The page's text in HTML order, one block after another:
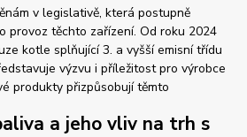
v legislativě, která postupně
provoz těchto zařízení. Od roku 2024
kotle splňující 3. a vyšší emisní třídu
výzvu i příležitost pro výrobce
produkty přizpůsobují těmto
a jeho vliv na trh s